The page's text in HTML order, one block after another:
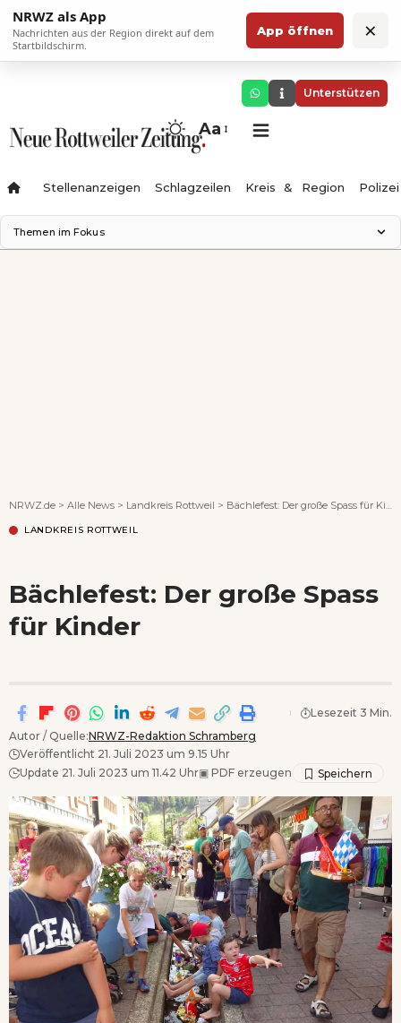
NRWZ als App
Nachrichten aus der Region direkt auf dem
Startbildschirm.
App öffnen ×
Unterstützen
Aa
Stellenanzeigen Schlagzeilen Kreis & Region Polizei
Themen im Fokus
NRWZ.de > Alle News > Landkreis Rottweil > Bächlefest: Der große Spass für Kinder
LANDKREIS ROTTWEIL
Bächlefest: Der große Spass
für Kinder
Autor / Quelle:NRWZ-Redaktion Schramberg
Veröffentlicht 21. Juli 2023 um 9.15 Uhr
Update 21. Juli 2023 um 11.42 Uhr▣ PDF erzeugen
Lesezeit 3 Min.